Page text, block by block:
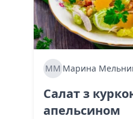
ММ Марина
Салат з
апельсином